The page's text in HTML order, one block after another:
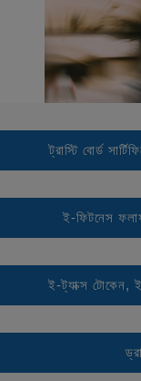
ট্রাস্টি বোর্ড
ই-ফিটনেস
ই-ট্যাক্স টোকেন,